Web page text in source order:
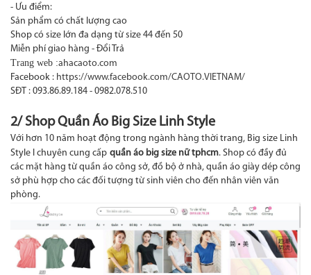
- Ưu điểm:
Sản phẩm có chất lượng cao
Shop có size lớn đa dạng từ size 44 đến 50
Miễn phí giao hàng - Đổi Trả
Trang web :ahacaoto.com
Facebook : https://www.facebook.com/CAOTO.VIETNAM/
SĐT : 093.86.89.184 - 0982.078.510
2/ Shop Quần Áo Big Size Linh Style
Với hơn 10 năm hoạt động trong ngành hàng thời trang, Big size Linh
Style l chuyên cung cấp quần áo big size nữ tphcm. Shop có đầy đủ
các mặt hàng từ quần áo công sở, đồ bộ ở nhà, quần áo giày dép công
sở phù hợp cho các đối tượng từ sinh viên cho đến nhân viên văn
phòng.